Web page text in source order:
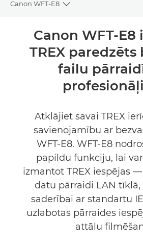
Canon WFT-E8
Toggle breadcrumbs
Pārskats
Tehniskie dati
Canon WFT-E8
TREX paredzēts
failu
Atklājiet savai TREX
savienojamību ar
WFT-E8. WFT-E8
papildu funkciju, lai
izmantot TREX iespējas
datu pārraidi LAN
saderībai ar standartu
uzlabotas pārraides
attālu